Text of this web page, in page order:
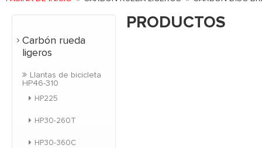
Carbón rueda
ligeros
Llantas de bicicleta
HP46-310
HP225
HP30-260T
HP30-360C
PRODUCTOS